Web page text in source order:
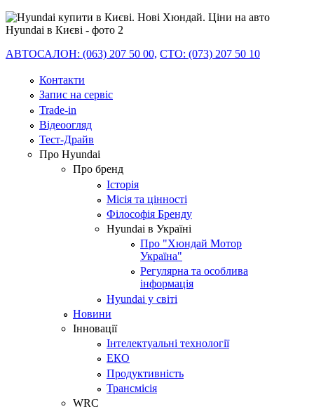
АВТОСАЛОН: (063) 207 50 00, СТО: (073) 207 50 10
Контакти
Запис на сервіс
Trade-in
Відеоогляд
Тест-Драйв
Про Hyundai
Про бренд
Історія
Місія та цінності
Філософія Бренду
Hyundai в Україні
Про "Хюндай Мотор
Україна"
Регулярна та особлива
інформація
Hyundai у світі
Новини
Інновації
Інтелектуальні технології
ЕКО
Продуктивність
Трансмісія
WRC